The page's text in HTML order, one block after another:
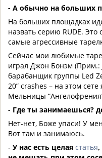
- А обычно на больших
На больших площадках
назвать серию RUDE.
самые агрессивные
Сейчас мои любимые
играл Джон Бонэм (Прим.:
барабанщик группы Led
20” crashes – на этом
Мельницы
- Где ты занимаешься?
Нет-нет, Боже упаси! У
Вот там и занимаюсь.
- У нас есть целая статья,